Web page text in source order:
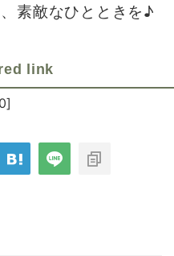
素敵なひとときを♪
link